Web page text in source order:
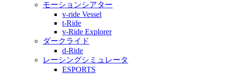
モーションシアター
v-ride Vessel
t-Ride
v-Ride Explorer
ダークライド
d-Ride
レーシングシミュレータ
ESPORTS